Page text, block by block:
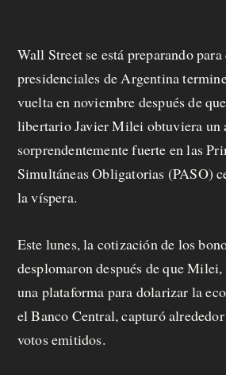
o
s
M
a
n
d
á
t
u
Wall Street se está preparando
presidenciales de Argentina
vuelta en noviembre después de
libertario Javier Milei obtuviera un
sorprendentemente fuerte en las
Simultáneas Obligatorias (PASO)
la víspera.
Este lunes, la cotización de los
desplomaron después de que Milei,
una plataforma para dolarizar la
el Banco Central, capturó
votos emitidos.